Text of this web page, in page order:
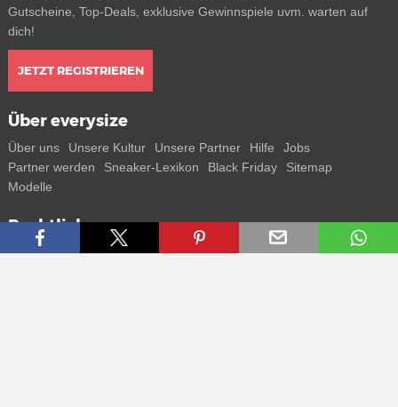
Gutscheine, Top-Deals, exklusive Gewinnspiele uvm. warten auf
dich!
JETZT REGISTRIEREN
Über everysize
Über uns Unsere Kultur Unsere Partner Hilfe
Jobs
Partner werden
Sneaker-Lexikon Black Friday
Sitemap
Modelle
Rechtliches
AGB Datenschutz Impressum Kontakt